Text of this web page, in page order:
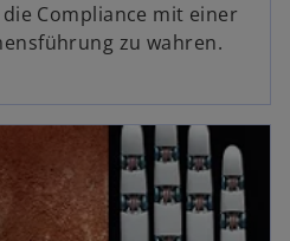
Compliance mit einer
zu wahren.